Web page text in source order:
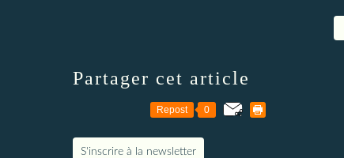
Partager cet article
Repost 0
S'inscrire à la newsletter